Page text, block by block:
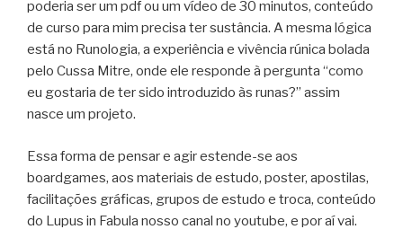
poderia ser um pdf ou um vídeo de 30 minutos, conteúdo
de curso para mim precisa ter sustância. A mesma lógica
está no Runologia, a experiência e vivência rúnica bolada
pelo Cussa Mitre, onde ele responde à pergunta “como
eu gostaria de ter sido introduzido às runas?” assim
nasce um projeto.
Essa forma de pensar e agir estende-se aos
boardgames, aos materiais de estudo, poster, apostilas,
facilitações gráficas, grupos de estudo e troca, conteúdo
do Lupus in Fabula nosso canal no youtube, e por aí vai.